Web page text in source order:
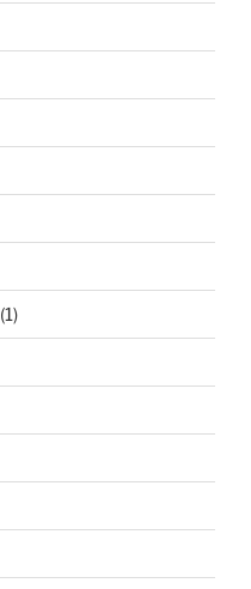
(1)